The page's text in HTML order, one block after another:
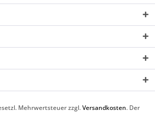
Mehrwertsteuer zzgl.Versandkosten. Der